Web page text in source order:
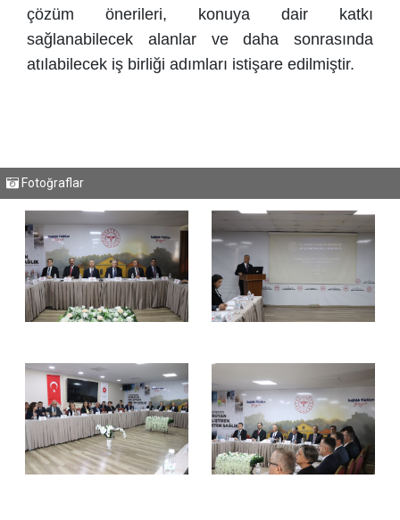
çözüm önerileri, konuya dair katkı
sağlanabilecek alanlar ve daha sonrasında
atılabilecek iş birliği adımları istişare edilmiştir.
Fotoğraflar